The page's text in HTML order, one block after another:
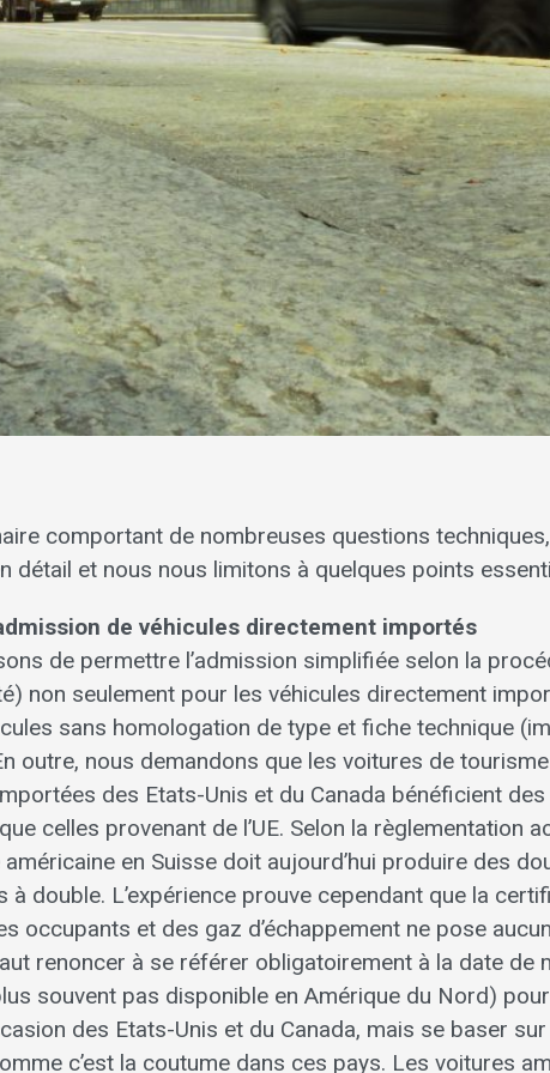
comportant de nombreuses questions
détail et nous nous limitons à quelques points
de véhicules directement importés
de permettre l’admission simplifiée selon la
non seulement pour les véhicules directement
sans homologation de type et fiche technique
outre, nous demandons que les voitures de
des Etats-Unis et du Canada bénéficient
celles provenant de l’UE. Selon la règlementation
américaine en Suisse doit aujourd’hui produire des
à double. L’expérience prouve cependant que la
occupants et des gaz d’échappement ne pose
renoncer à se référer obligatoirement à la date de
souvent pas disponible en Amérique du Nord)
des Etats-Unis et du Canada, mais se baser
c’est la coutume dans ces pays. Les voitures